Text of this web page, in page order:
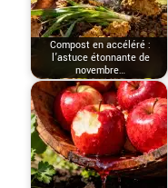
Compost en accéléré :
l’astuce étonnante de
novembre…